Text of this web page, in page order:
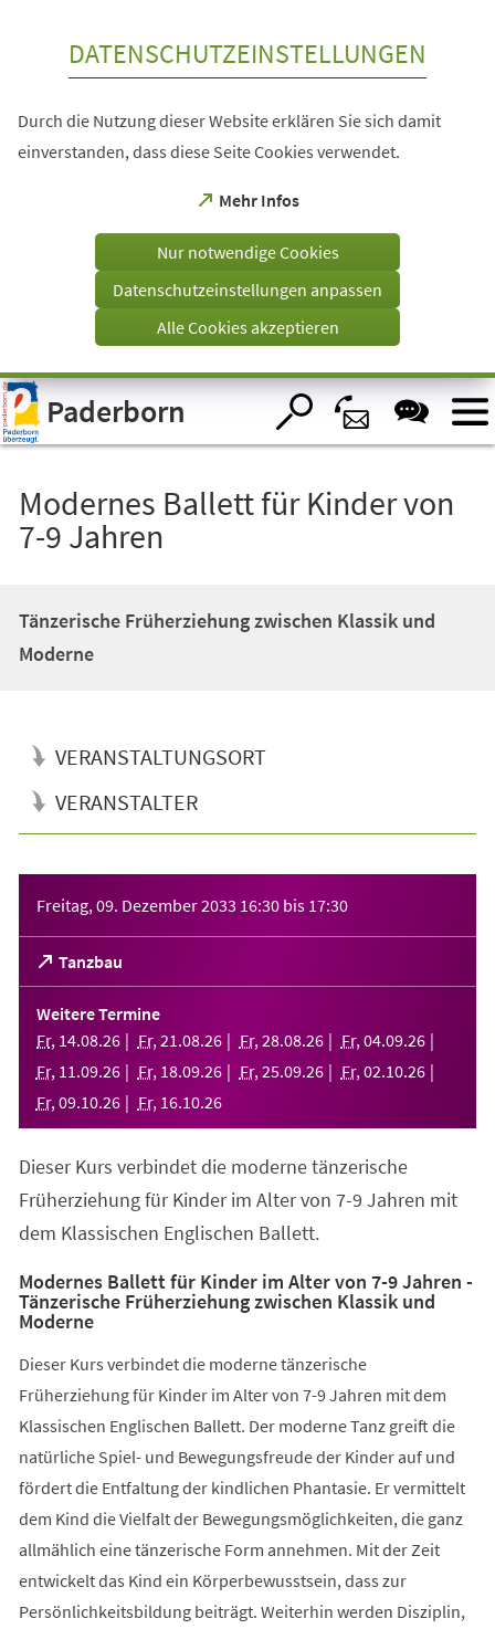
Visuelle
Assistenzsoftware
öffnen.
DATENSCHUTZEINSTELLUNGEN
Durch die Nutzung dieser Website erklären Sie sich damit
einverstanden, dass diese Seite Cookies verwendet.
Mehr Infos
(Öffnet
einem
Tab)
Nur notwendige Cookies
Datenschutzeinstellungen anpassen
Alle Cookies akzeptieren
Paderborn
Modernes Ballett für Kinder von
7-9 Jahren
Tänzerische Früherziehung zwischen Klassik und
Moderne
VERANSTALTUNGSORT
VERANSTALTER
Freitag, 09. Dezember 2033 16:30 bis 17:30
Tanzbau
(Öffnet
in
einem
neuen
Tab)
Weitere Termine
Fr, 14.08.26 Fr, 21 .08.26 Fr, 28.08.26 Fr, 04.09.26
Fr, 11 .09.26 Fr, 18.09.26 Fr, 25.09.26 Fr, 02.10.26
Fr, 09.10.26 Fr, 16.10.26
Dieser Kurs verbindet die moderne tänzerische
Früherziehung für Kinder im Alter von 7-9 Jahren mit
dem Klassischen Englischen Ballett.
Modernes Ballett für Kinder im Alter von 7-9 Jahren -
Tänzerische Früherziehung zwischen Klassik und
Moderne
Dieser Kurs verbindet die moderne tänzerische
Früherziehung für Kinder im Alter von 7-9 Jahren mit dem
Klassischen Englischen Ballett. Der moderne Tanz greift die
natürliche Spiel- und Bewegungsfreude der Kinder auf und
fördert die Entfaltung der kindlichen Phantasie. Er vermittelt
dem Kind die Vielfalt der Bewegungsmöglichkeiten, die ganz
allmählich eine tänzerische Form annehmen. Mit der Zeit
entwickelt das Kind ein Körperbewusstsein, dass zur
Persönlichkeitsbildung beiträgt. Weiterhin werden Disziplin,